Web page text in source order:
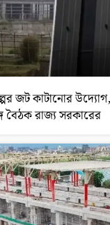
জট কাটানোর
বৈঠক রাজ্য সরকারের